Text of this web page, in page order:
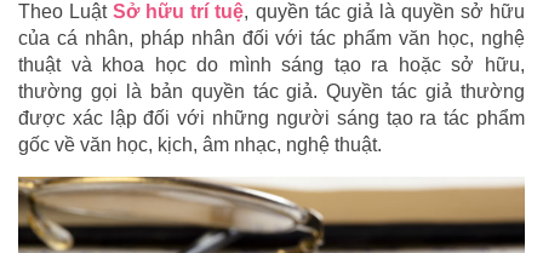
Theo LuậtSở hữu trí tuệ, quyền tác giả là quyền sở hữu
của cá nhân, pháp nhân đối với tác phẩm văn học, nghệ
thuật và khoa học do mình sáng tạo ra hoặc sở hữu,
thường gọi là bản quyền tác giả. Quyền tác giả thường
được xác lập đối với những người sáng tạo ra tác phẩm
gốc về văn học, kịch, âm nhạc, nghệ thuật.